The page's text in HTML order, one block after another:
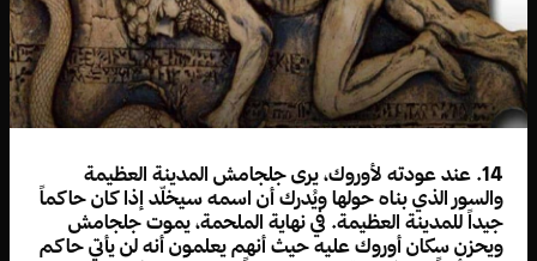
14. عند عودته لأوروك، يرى جلجامش المدينة العظيمة
والسور الذي بناه حولها ويُدرك أن اسمه سيخلّد إذا كان حاكماً
جيداً للمدينة العظيمة. في نهاية الملحمة، يموت جلجامش
ويحزن سكان أوروك عليه حيث أنهم يعلمون أنه لن يأتي حاكم